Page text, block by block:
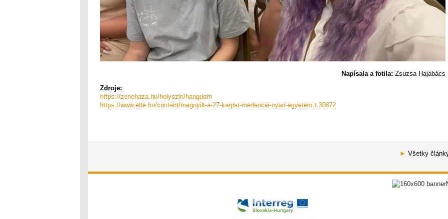
Napísala a fotila: Zsuzsa Hajabács
Zdroje:
https://zenehaza.hu/helyszin/hangdom
https://www.elte.hu/content/megnyilt-a-27-karpat-medencei-nyari-egyetem.t.30872
► Všetky